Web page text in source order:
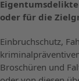
oder für die
Einbruchschutz,
Broschüren und